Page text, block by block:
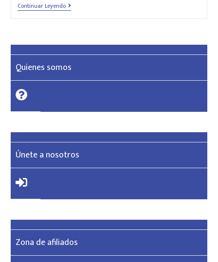
Continuar Leyendo
Quienes somos
Únete a nosotros
Zona de afiliados